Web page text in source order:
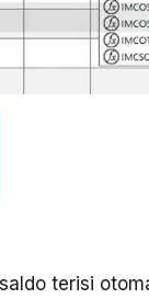
terisi